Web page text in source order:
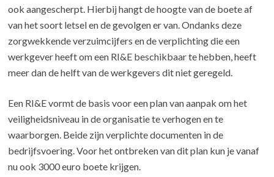
ook aangescherpt. Hierbij hangt de hoogte van de boete af
van het soort letsel en de gevolgen er van. Ondanks deze
zorgwekkende verzuimcijfers en de verplichting die een
werkgever heeft om een RI&E beschikbaar te hebben, heeft
meer dan de helft van de werkgevers dit niet geregeld.
Een RI&E vormt de basis voor een plan van aanpak om het
veiligheidsniveau in de organisatie te verhogen en te
waarborgen. Beide zijn verplichte documenten in de
bedrijfsvoering. Voor het ontbreken van dit plan kun je vanaf
nu ook 3000 euro boete krijgen.